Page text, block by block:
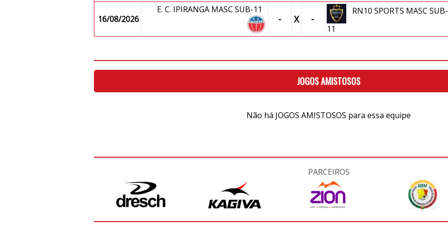
16/08/2026
E. C. IPIRANGA MASC SUB-11
- X -
RN10 SPORTS MASC SUB-
11
JOGOS AMISTOSOS
Não há JOGOS AMISTOSOS para essa equipe
PARCEIROS